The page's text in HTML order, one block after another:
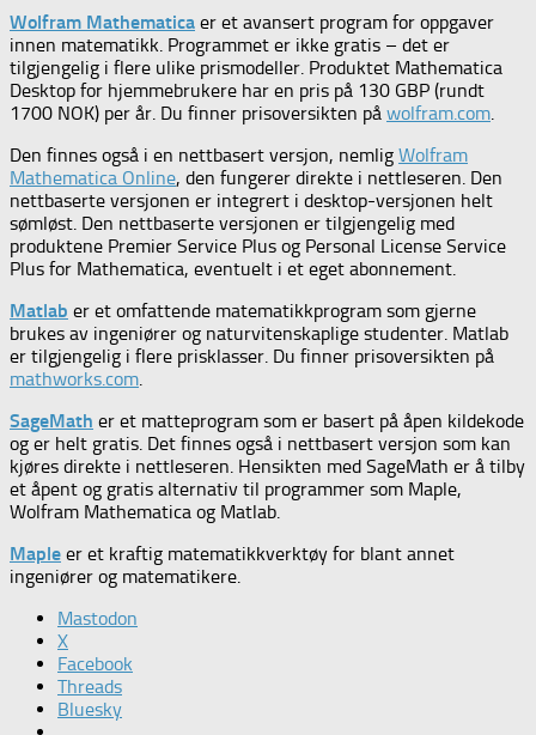
Wolfram Mathematica er et avansert program for oppgaver
innen matematikk. Programmet er ikke gratis – det er
tilgjengelig i flere ulike prismodeller. Produktet Mathematica
Desktop for hjemmebrukere har en pris på 130 GBP (rundt
1700 NOK) per år. Du finner prisoversikten på wolfram.com
Den finnes også i en nettbasert versjon, nemlig Wolfram
Mathematica Online, den fungerer direkte i nettleseren. Den
nettbaserte versjonen er integrert i desktop-versjonen helt
sømløst. Den nettbaserte versjonen er tilgjengelig med
produktene Premier Service Plus og Personal License Service
Plus for Mathematica, eventuelt i et eget abonnement.
Matlab er et omfattende matematikkprogram som gjerne
brukes av ingeniører og naturvitenskaplige studenter. Matlab
er tilgjengelig i flere prisklasser. Du finner prisoversikten på
mathworks.com
SageMath er et matteprogram som er basert på åpen kildekode
og er helt gratis. Det finnes også i nettbasert versjon som kan
kjøres direkte i nettleseren. Hensikten med SageMath er å tilby
et åpent og gratis alternativ til programmer som Maple,
Wolfram Mathematica og Matlab.
Maple er et kraftig matematikkverktøy for blant annet
ingeniører og matematikere.
Mastodon
X
Facebook
Threads
Bluesky